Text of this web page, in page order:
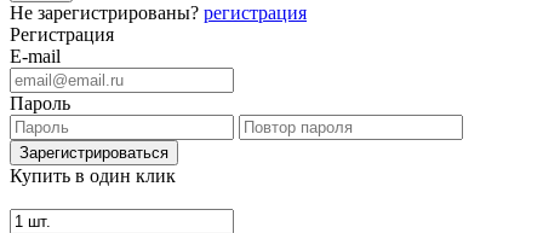
Не зарегистрированы? регистрация
Регистрация
E-mail
Пароль
Купить в один клик